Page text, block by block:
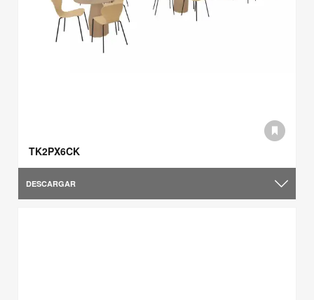
TK2PX6CK
DESCARGAR